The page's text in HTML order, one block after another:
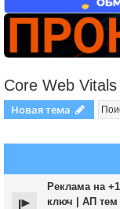
Core Web Vitals
Новая тема
Реклама на
ключ | АП